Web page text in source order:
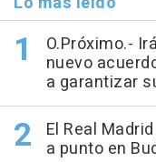
O.Próximo.-
nuevo
a garantizar
El Real
a punto en